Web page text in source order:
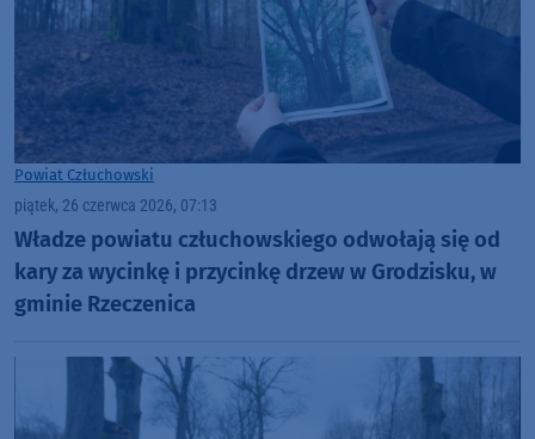
Powiat Człuchowski
piątek, 26 czerwca 2026, 07:13
Władze powiatu człuchowskiego odwołają się od
kary za wycinkę i przycinkę drzew w Grodzisku, w
gminie Rzeczenica